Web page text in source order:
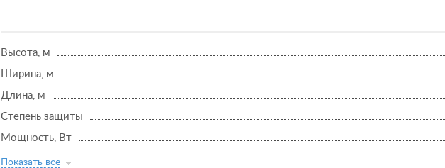
Высота, м
Ширина, м
Длина, м
Степень защиты
Мощность, Вт
Показать всё